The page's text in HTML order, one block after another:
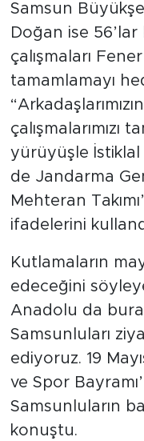
Samsun
Doğan ise
çalışmaları
tamamlamayı
çalışmalarımızı
yürüyüşle İstiklal
de Jandarma
Mehteran
ifadelerini
Kutlamaların
edeceğini
Anadolu da
Samsunluları
ediyoruz. 19
ve Spor
Samsunluların
konuştu.